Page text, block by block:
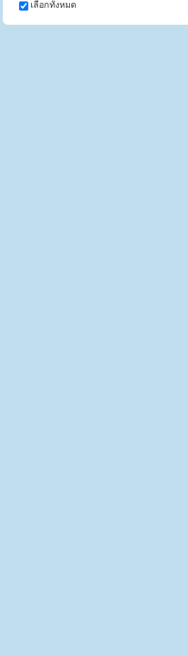
เลือกทั้งหมด